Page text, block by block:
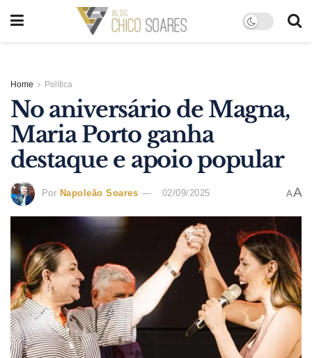
Home Política
No aniversário de Magna,
Maria Porto ganha
destaque e apoio popular
Por Napoleão Soares 02/09/2025 AA